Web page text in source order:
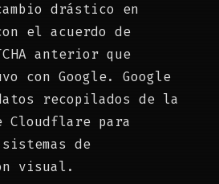
drástico en
el acuerdo de
anterior que
con Google. Google
recopilados de la
Cloudflare para
de
visual.